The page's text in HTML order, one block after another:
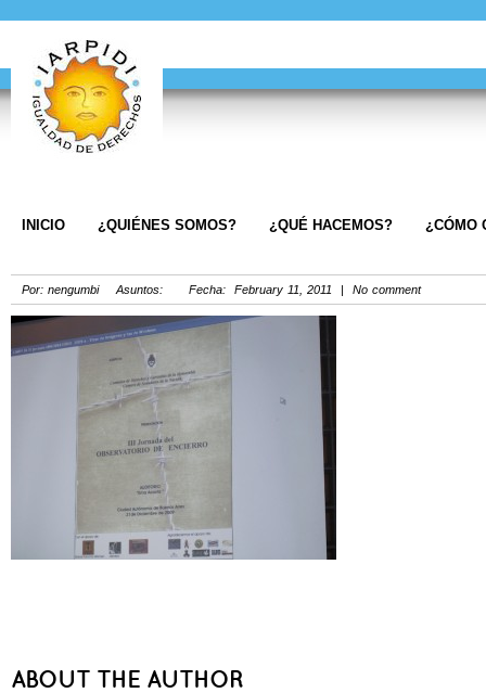
INICIO ¿QUIÉNES SOMOS? ¿QUÉ HACEMOS? ¿CÓMO
Por: nengumbi Asuntos: Fecha: February 11, 2011 | No comment
ABOUT THE AUTHOR